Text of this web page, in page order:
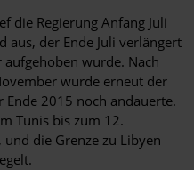
die Regierung Anfang Juli
aus, der Ende Juli verlängert
wurde. Nach
wurde erneut der
2015 noch andauerte.
Tunis bis zum 12.
die Grenze zu Libyen